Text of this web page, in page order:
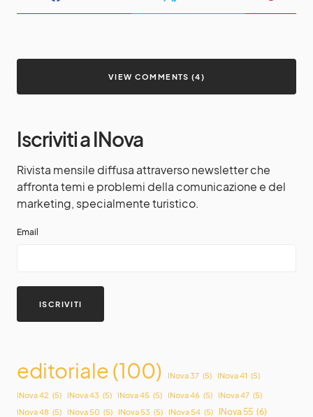
VIEW COMMENTS (4)
Iscriviti a INova
Rivista mensile diffusa attraverso newsletter che
affronta temi e problemi della comunicazione e del
marketing, specialmente turistico.
Email
editoriale(100) INova 37 (5) INova 41 (5)
INova 42 (5) INova 43 (5) INova 45 (5) INova 46 (5) INova 47 (5)
INova 48 (5) INova 50 (5) INova 53 (5) INova 54 (5) INova 55 (6)